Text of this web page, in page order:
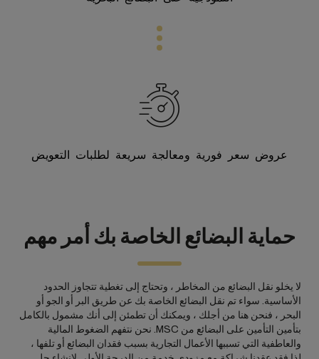
عروض سعر فورية ومعالجة سريعة لطلبات التعويض
حماية البضائع الخاصة بك أمر مهم
لا يخلو نقل البضائع من المخاطر ، وتحتاج إلى تغطية تتجاوز الحدود
الأساسية. سواء تم نقل البضائع الخاصة بك عن طريق البر أو الجو أو
البحر ، فنحن هنا من أجلك ، ويمكنك أن تطمئن إلى أنك مشمول بالكامل
بتأمين التأمين على البضائع من MSC. نحن نتفهم الضغوط المالية
والعاطفية التي تسببها الأعمال التجارية بسبب فقدان البضائع أو تلفها ،